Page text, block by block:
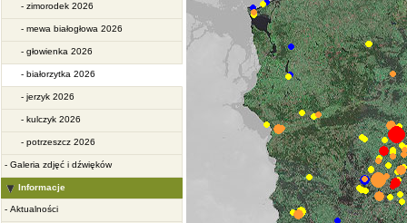
- zimorodek 2026
- mewa białogłowa 2026
- głowienka 2026
- białorzytka 2026
- jerzyk 2026
- kulczyk 2026
- potrzeszcz 2026
- Galeria zdjęć i dźwięków
Informacje
- Aktualności